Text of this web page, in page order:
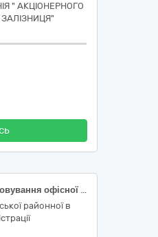
" АКЦІОНЕРНОГО
Послуги з ремонту і обслуговування офісної техніки та заправки картриджів
районної в